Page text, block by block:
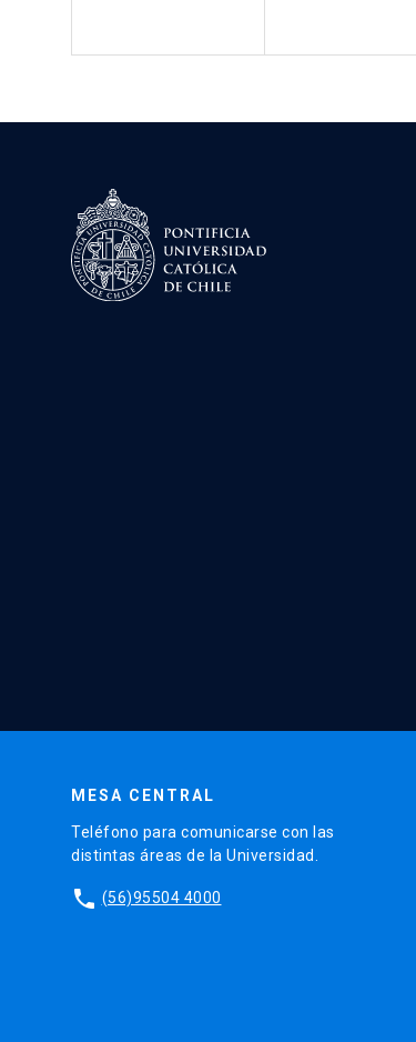
MESA CENTRAL
Teléfono para comunicarse con las
distintas áreas de la Universidad.
phone (56)95504 4000